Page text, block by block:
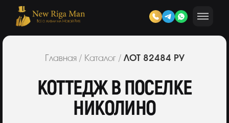
Главная/ Каталог/ ЛОТ 82484 РУ
КОТТЕДЖ В ПОСЕЛКЕ
НИКОЛИНО